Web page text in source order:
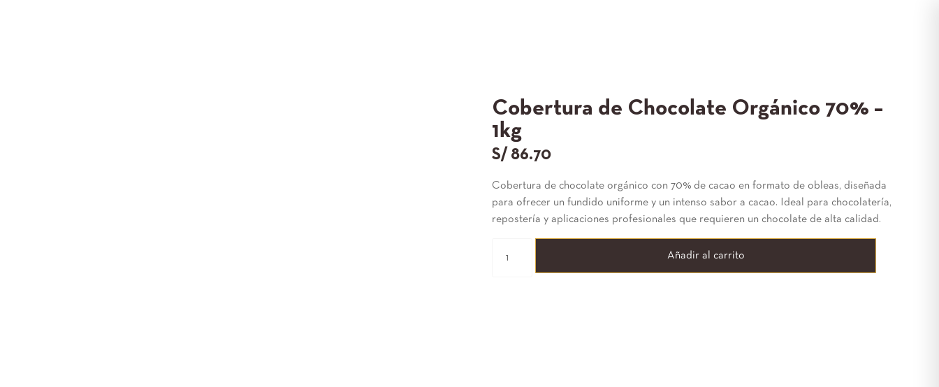
Cobertura de Chocolate Orgánico 70% –
1kg
S/ 86.70
Cobertura de chocolate orgánico con 70% de cacao en formato de obleas, diseñada
para ofrecer un fundido uniforme y un intenso sabor a cacao. Ideal para chocolatería,
repostería y aplicaciones profesionales que requieren un chocolate de alta calidad.
Añadir al carrito